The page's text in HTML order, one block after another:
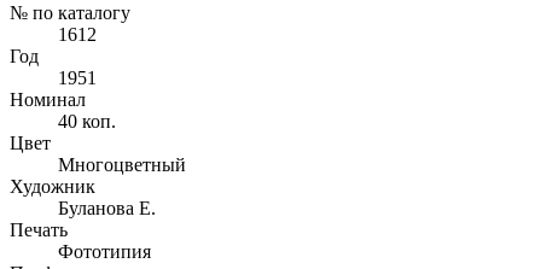
№ по каталогу
1612
Год
1951
Номинал
40 коп.
Цвет
Многоцветный
Художник
Буланова Е.
Печать
Фототипия